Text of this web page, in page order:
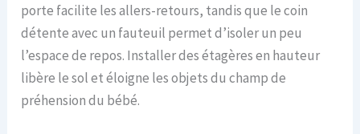
porte facilite les allers-retours, tandis que le coin
détente avec un fauteuil permet d’isoler un peu
l’espace de repos. Installer des étagères en hauteur
libère le sol et éloigne les objets du champ de
préhension du bébé.